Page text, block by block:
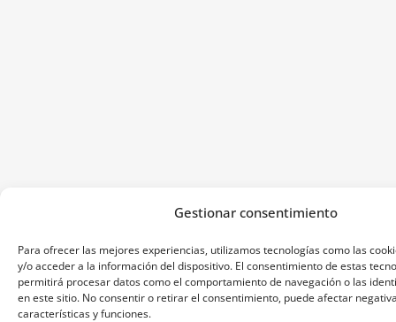
Gestionar consentimiento
Para ofrecer las mejores experiencias, utilizamos tecnologías como las
y/o acceder a la información del dispositivo. El consentimiento de estas
permitirá procesar datos como el comportamiento de navegación o las
en este sitio. No consentir o retirar el consentimiento, puede afectar
características y funciones.